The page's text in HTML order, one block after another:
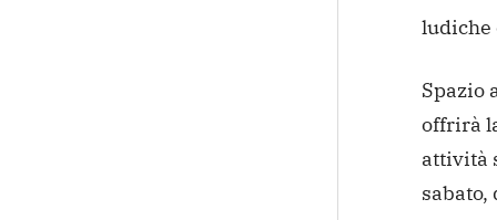
ludiche
Spazio
offrirà
attività
sabato,